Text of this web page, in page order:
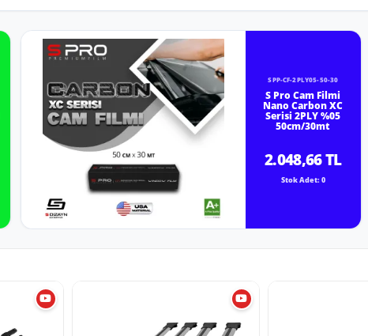
SPP-CF-2PLY05-50-30
S Pro Cam Filmi
Nano Carbon XC
Serisi 2PLY %05
50cm/30mt
2.048,66 TL
Stok Adet: 0